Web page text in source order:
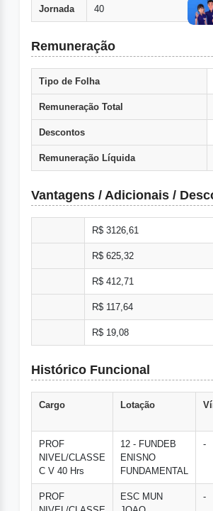
Jornada 40
Remuneração
Tipo de Folha
Remuneração Total
Descontos
Remuneração Líquida
Vantagens / Adicionais /
R$ 3126,61
R$ 625,32
R$ 412,71
R$ 117,64
R$ 19,08
Histórico Funcional
Cargo Lotação
PROF
NIVEL/CLASSE
C V 40 Hrs
12 - FUNDEB
ENISNO
FUNDAMENTAL
-
PROF
ESC MUN
-